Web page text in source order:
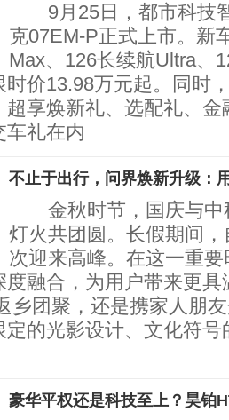
9月25日，都市科技
克07EM-P正式上市。新
Max、126长续航Ultra、
价13.98万元起。同时
享焕新礼、选配礼、
车礼在内
不止于出行，问界焕新升级：
金秋时节，国庆与中
灯火共团圆。长假期间
次迎来高峰。在这一重
度融合，为用户带来更
聚，还是携家人朋友
的光影设计、文化符
豪华平权还是科技至上？昊铂